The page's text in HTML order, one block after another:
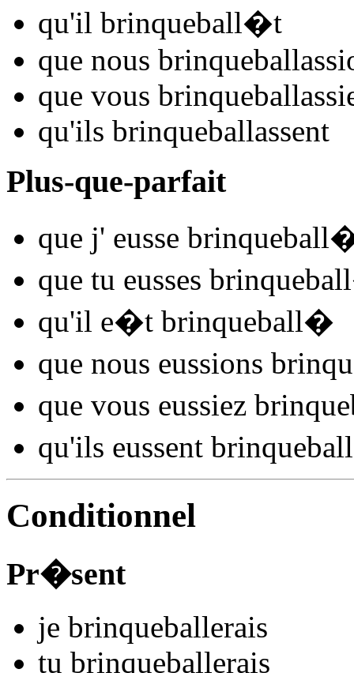
qu'il brinqueball�t
que nous brinqueball
que vous brinqueball
qu'ils brinqueballassent
Plus-que-parfait
que j' eusse brinqueball
que tu eusses brinqueball
qu'il e�t brinqueball�
que nous eussions
que vous eussiez
qu'ils eussent brinqueball
Conditionnel
Pr�sent
je brinqueballerais
tu brinqueballerais